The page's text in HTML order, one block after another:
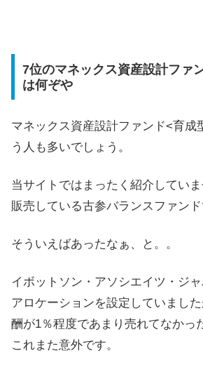
7位のマネックス資産設計ファ
は何ぞや
マネックス資産設計ファンド<育成
う人も多いでしょう。
当サイトではまったく紹介してい
販売している古参バランスファンド
そういえばあったなぁ、と。。
イボットソン・アソシエイツ・ジ
アロケーションを設定していまし
酬が1％程度であまり売れてなかっ
これまた意外です。